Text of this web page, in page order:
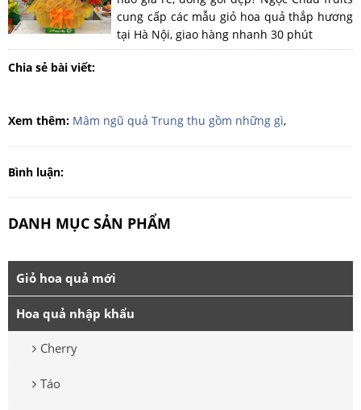
cung cấp các mẫu giỏ hoa quả thắp hương
tại Hà Nội, giao hàng nhanh 30 phút
Chia sẻ bài viết:
Xem thêm: Mâm ngũ quả Trung thu gồm những gì,
Bình luận:
DANH MỤC SẢN PHẨM
Giỏ hoa quả mới
Hoa quả nhập khẩu
Cherry
Táo